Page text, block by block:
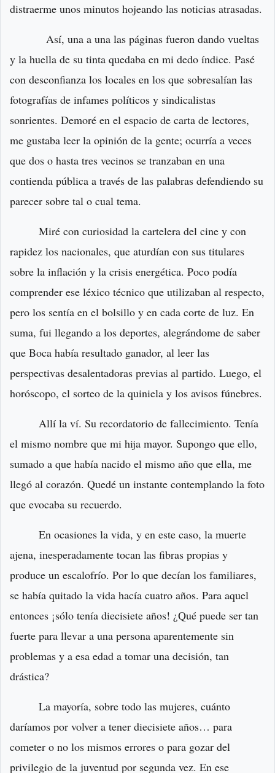
distraerme unos minutos hojeando las noticias atrasadas.
Así, una a una las páginas fueron dando vueltas
y la huella de su tinta quedaba en mi dedo índice. Pasé
con desconfianza los locales en los que sobresalían las
fotografías de infames políticos y sindicalistas
sonrientes. Demoré en el espacio de carta de lectores,
me gustaba leer la opinión de la gente; ocurría a veces
que dos o hasta tres vecinos se tranzaban en una
contienda pública a través de las palabras defendiendo su
parecer sobre tal o cual tema.
Miré con curiosidad la cartelera del cine y con
rapidez los nacionales, que aturdían con sus titulares
sobre la inflación y la crisis energética. Poco podía
comprender ese léxico técnico que utilizaban al respecto,
pero los sentía en el bolsillo y en cada corte de luz. En
suma, fui llegando a los deportes, alegrándome de saber
que Boca había resultado ganador, al leer las
perspectivas desalentadoras previas al partido. Luego, el
horóscopo, el sorteo de la quiniela y los avisos fúnebres.
Allí la ví. Su recordatorio de fallecimiento. Tenía
el mismo nombre que mi hija mayor. Supongo que ello,
sumado a que había nacido el mismo año que ella, me
llegó al corazón. Quedé un instante contemplando la foto
que evocaba su recuerdo.
En ocasiones la vida, y en este caso, la muerte
ajena, inesperadamente tocan las fibras propias y
produce un escalofrío. Por lo que decían los familiares,
se había quitado la vida hacía cuatro años. Para aquel
entonces ¡sólo tenía diecisiete años! ¿Qué puede ser tan
fuerte para llevar a una persona aparentemente sin
problemas y a esa edad a tomar una decisión, tan
drástica?
La mayoría, sobre todo las mujeres, cuánto
daríamos por volver a tener diecisiete años… para
cometer o no los mismos errores o para gozar del
privilegio de la juventud por segunda vez. En ese